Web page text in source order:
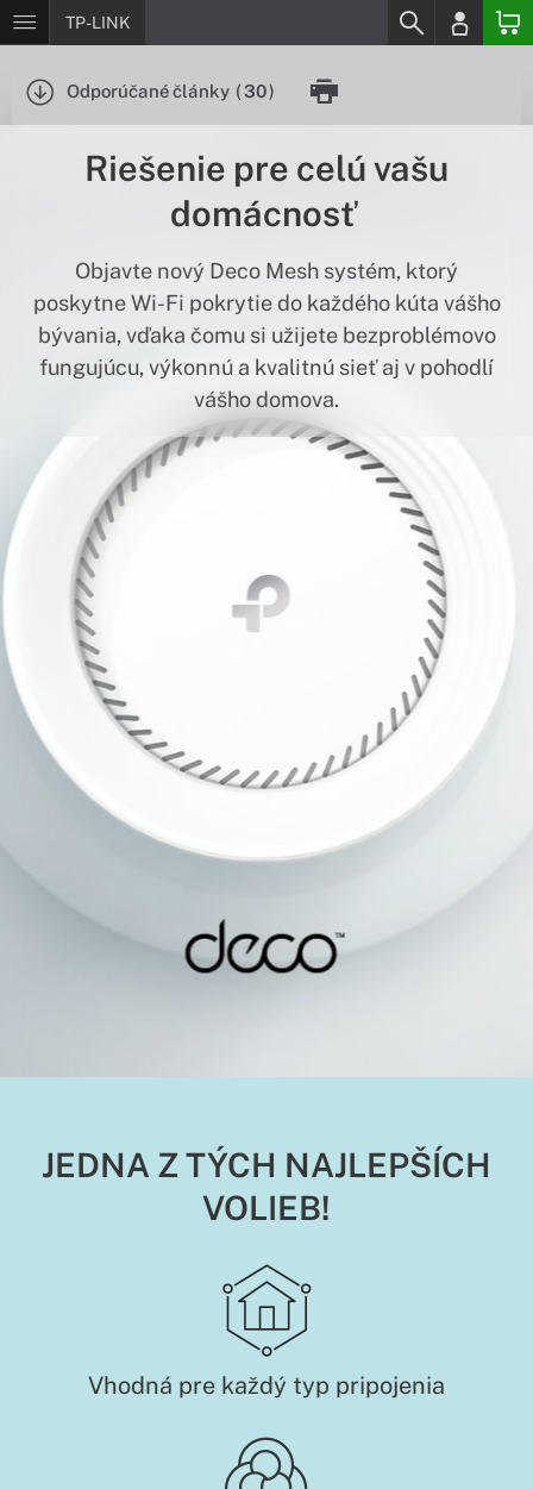
TP-LINK
Odporúčané články (30)
Riešenie pre celú vašu
domácnosť
Objavte nový Deco Mesh systém, ktorý
poskytne Wi-Fi pokrytie do každého kúta vášho
bývania, vďaka čomu si užijete bezproblémovo
fungujúcu, výkonnú a kvalitnú sieť aj v pohodlí
vášho domova.
JEDNA Z TÝCH NAJLEPŠÍCH
VOLIEB!
Vhodná pre každý typ pripojenia